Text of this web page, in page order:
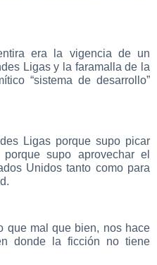
era la vigencia de un
Ligas y la faramalla de la
“sistema de desarrollo”
Ligas porque supo picar
supo aprovechar el
Unidos tanto como para
que mal que bien, nos hace
donde la ficción no tiene